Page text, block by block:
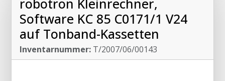
Software KC 85 C0171/1 V24
auf Tonband-Kassetten
Inventarnummer: T/2007/06/00143